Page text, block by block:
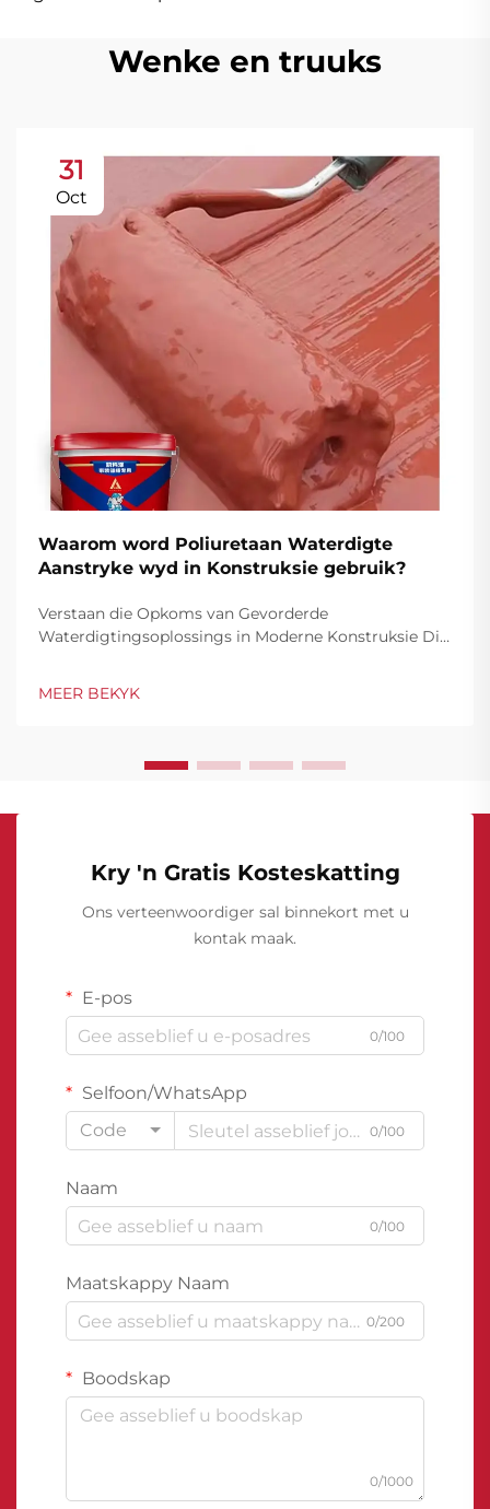
Wenke en truuks
31
Oct
Waarom word Poliuretaan Waterdigte
Aanstryke wyd in Konstruksie gebruik?
Verstaan ​​die Opkoms van Gevorderde
Waterdigtingsoplossings in Moderne Konstruksie Die
beleef, met poliuretaan waterdigte aanstryke wat
MEER BEKYK
Kry 'n Gratis Kosteskatting
Ons verteenwoordiger sal binnekort met u
kontak maak.
E-pos
0/100
Selfoon/WhatsApp
Code
0/100
Naam
0/100
Maatskappy Naam
0/200
Boodskap
0/1000